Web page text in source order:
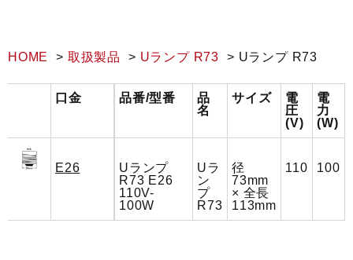
HOME 取扱製品 Uランプ R73 Uランプ R73
口金 品番/型番
品
名
サイズ
電
圧
(V)
電
力
(W)
E26
Uランプ
R73 E26
110V-
100W
Uラ
ン
プ
R73
径
73mm
× 全長
113mm
110 100